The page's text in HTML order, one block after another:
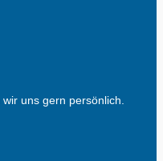
uns gern persönlich.